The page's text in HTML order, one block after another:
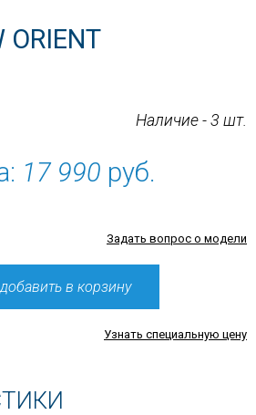
ORIENT
Наличие - 3 шт.
17 990 руб.
Задать вопрос о модели
добавить в корзину
Узнать специальную цену